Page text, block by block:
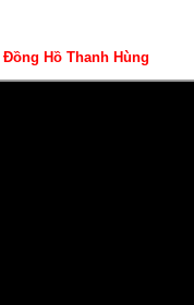
Đồng Hồ Thanh Hùng